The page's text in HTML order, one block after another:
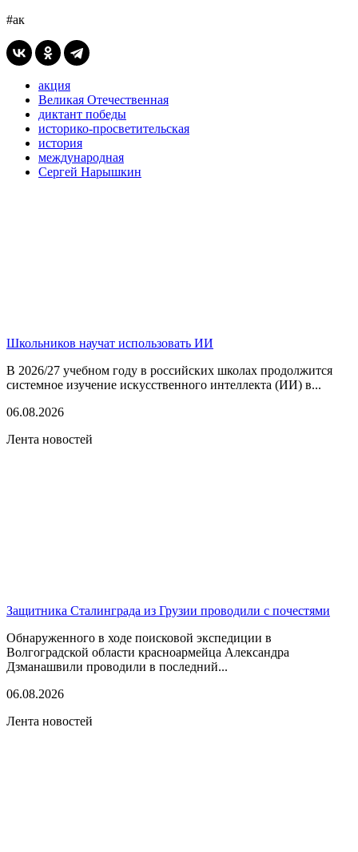
#ак
акция
Великая Отечественная
диктант победы
историко-просветительская
история
международная
Сергей Нарышкин
Школьников научат использовать ИИ
В 2026/27 учебном году в российских школах продолжится
системное изучение искусственного интеллекта (ИИ) в...
06.08.2026
Лента новостей
Защитника Сталинграда из Грузии проводили с почестями
Обнаруженного в ходе поисковой экспедиции в
Волгоградской области красноармейца Александра
Дзманашвили проводили в последний...
06.08.2026
Лента новостей